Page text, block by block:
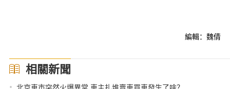
編輯：魏倩
相關新聞